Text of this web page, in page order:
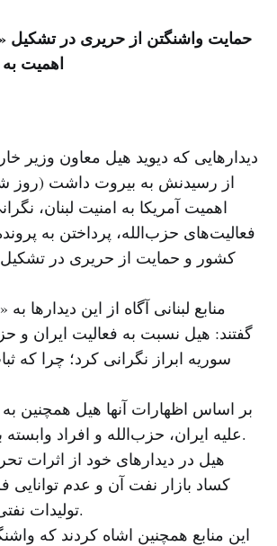
حمایت واشنگتن از حریری در تشکیل
اهمیت
دیدارهایی که دیوید هیل معاون وزیر
از رسیدنش به بیروت داشت (روز
اهمیت آمریکا به امنیت لبنان،
فعالیت‌های حزب‌الله، پرداختن به
کشور و حمایت از حریری در تشکیل
منابع لبنانی آگاه از این دیدارها
گفتند: هیل نسبت به فعالیت ایران و
سوریه ابراز نگرانی کرد؛ چرا که
بر اساس اظهارات آنها هیل همچنین
علیه ایران، حزب‌الله و افراد وابسته به آنها اشاره کرد.
هیل در دیدارهای خود از اثرات
کساد بازار نفت آن و عدم
تولیدات نفتی‌اش سخن گفت.
این منابع همچنین اشاه کردند که